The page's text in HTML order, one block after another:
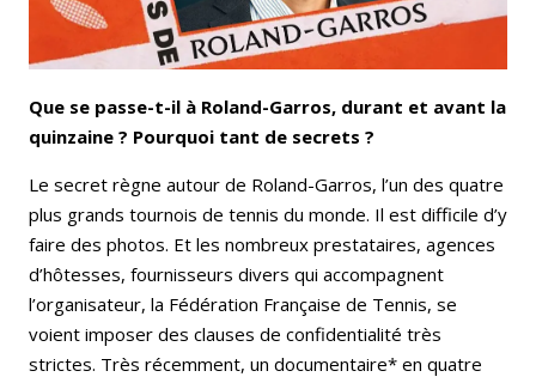
Que se passe-t-il à Roland-Garros, durant et avant la
quinzaine ? Pourquoi tant de secrets ?
Le secret règne autour de Roland-Garros, l’un des quatre
plus grands tournois de tennis du monde. Il est difficile d’y
faire des photos. Et les nombreux prestataires, agences
d’hôtesses, fournisseurs divers qui accompagnent
l’organisateur, la Fédération Française de Tennis, se
voient imposer des clauses de confidentialité très
strictes. Très récemment, un documentaire* en quatre